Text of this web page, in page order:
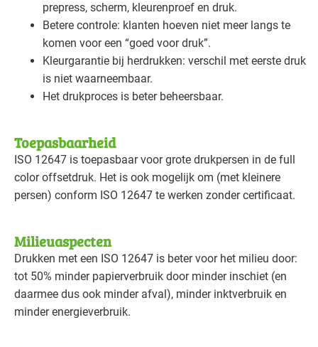
prepress, scherm, kleurenproef en druk.
Betere controle: klanten hoeven niet meer langs te
komen voor een “goed voor druk”.
Kleurgarantie bij herdrukken: verschil met eerste druk
is niet waarneembaar.
Het drukproces is beter beheersbaar.
Toepasbaarheid
ISO 12647 is toepasbaar voor grote drukpersen in de full
color offsetdruk. Het is ook mogelijk om (met kleinere
persen) conform ISO 12647 te werken zonder certificaat.
Milieuaspecten
Drukken met een ISO 12647 is beter voor het milieu door:
tot 50% minder papierverbruik door minder inschiet (en
daarmee dus ook minder afval), minder inktverbruik en
minder energieverbruik.